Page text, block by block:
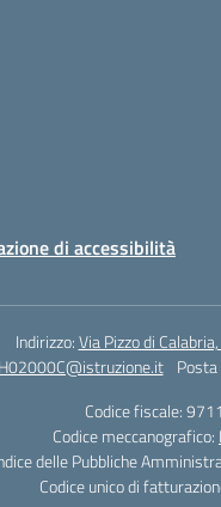
di accessibilità
Indirizzo:Via Pizzo di
Codice fiscale:
Codice meccanografico:
delle Pubbliche
Codice unico di